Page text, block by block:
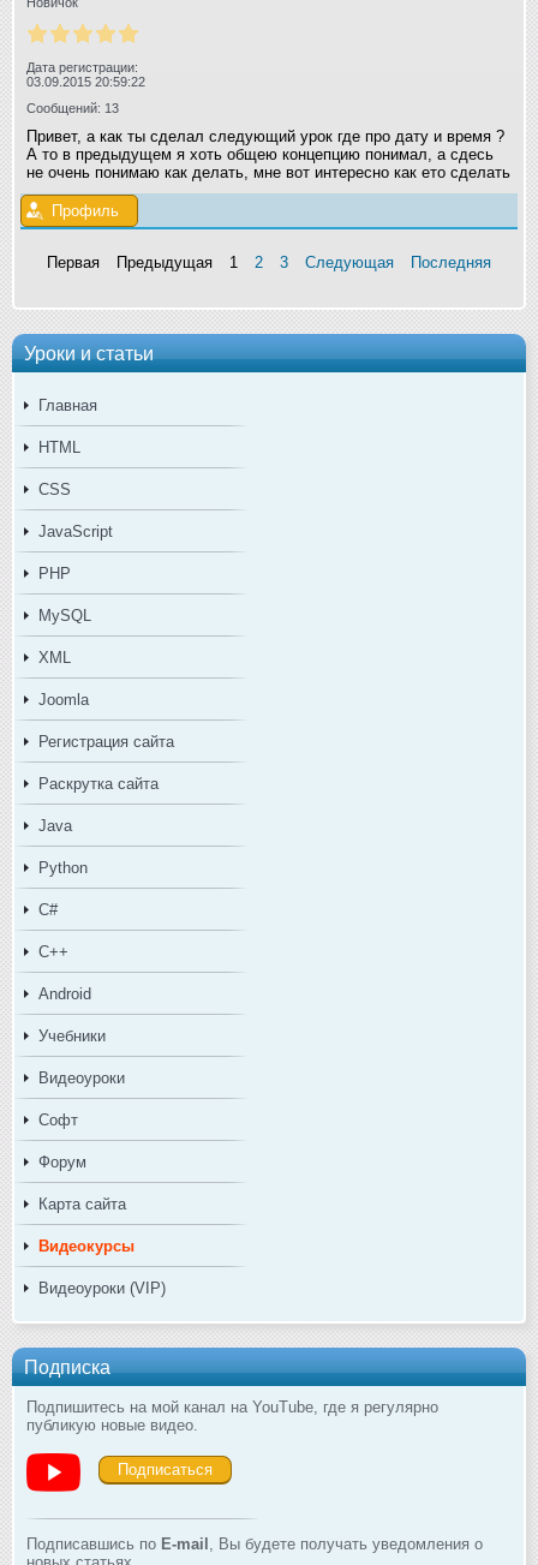
Уроки и статьи
Главная
HTML
CSS
JavaScript
PHP
MySQL
XML
Joomla
Регистрация сайта
Раскрутка сайта
Java
Python
C#
C++
Android
Учебники
Видеоуроки
Софт
Форум
Карта сайта
Видеокурсы
Видеоуроки (VIP)
Подписка
Подпишитесь на мой канал на YouTube, где я регулярно
публикую новые видео.
Подписаться
Подписавшись по E-mail , Вы будете получать уведомления о
Дата регистрации:
03.09.2015 20:59:22
Сообщений: 13
Привет, а как ты сделал следующий урок где про дату и время ?
А то в предыдущем я хоть общею концепцию понимал, а сдесь
не очень понимаю как делать, мне вот интересно как ето сделать
Профиль
Первая Предыдущая 1 2 3 Следующая Последняя